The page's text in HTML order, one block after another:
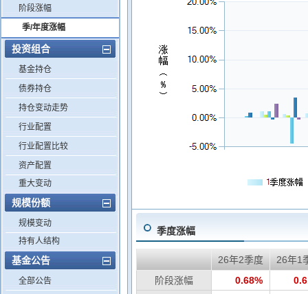
阶段涨幅
季/年度涨幅
投资组合
基金持仓
债券持仓
持仓变动走势
行业配置
行业配置比较
资产配置
重大变动
规模份额
规模变动
持有人结构
基金公告
全部公告
季度涨幅
26年2季度
26年1
阶段涨幅
0.68%